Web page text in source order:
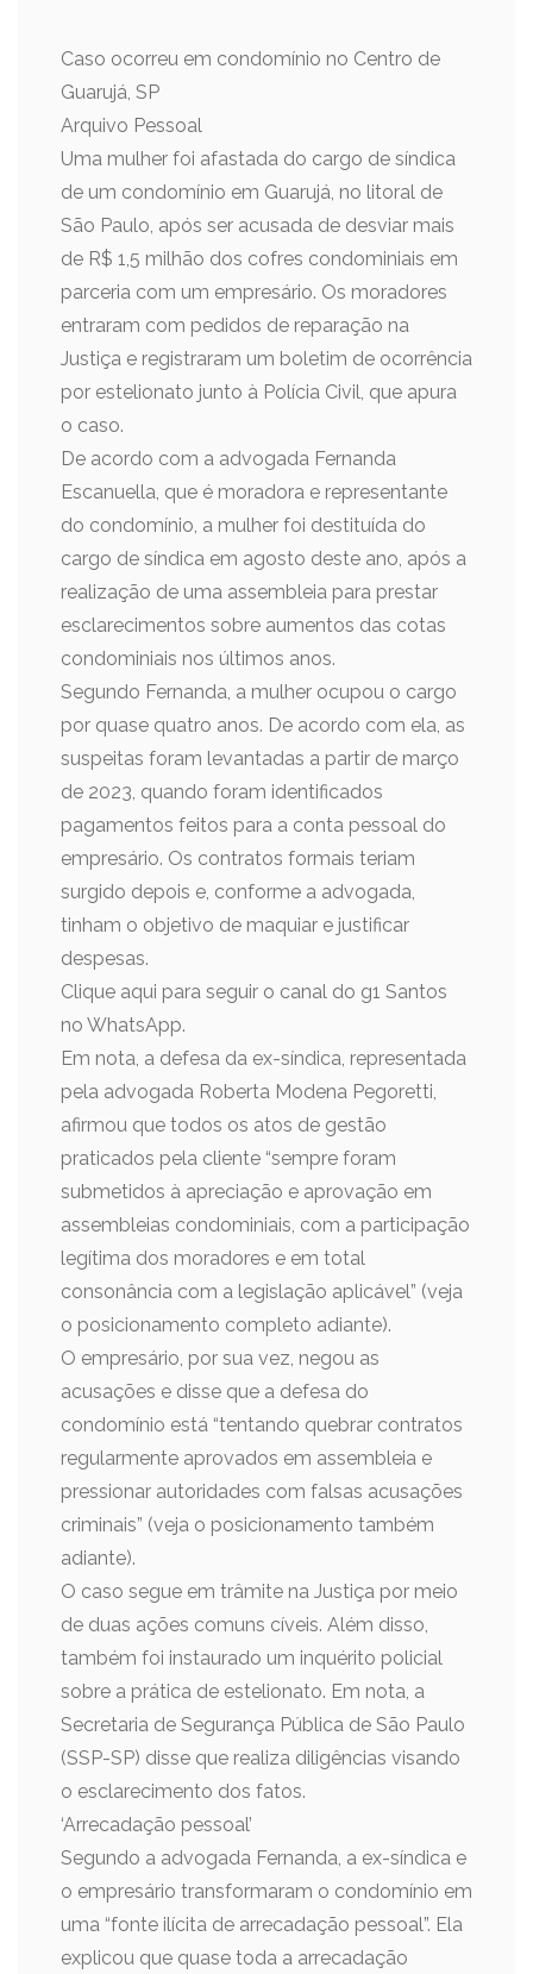
Caso ocorreu em condomínio no Centro de
Guarujá, SP
Arquivo Pessoal
Uma mulher foi afastada do cargo de síndica
de um condomínio em Guarujá, no litoral de
São Paulo, após ser acusada de desviar mais
de R$ 1,5 milhão dos cofres condominiais em
parceria com um empresário. Os moradores
entraram com pedidos de reparação na
Justiça e registraram um boletim de ocorrência
por estelionato junto à Polícia Civil, que apura
o caso.
De acordo com a advogada Fernanda
Escanuella, que é moradora e representante
do condomínio, a mulher foi destituída do
cargo de síndica em agosto deste ano, após a
realização de uma assembleia para prestar
esclarecimentos sobre aumentos das cotas
condominiais nos últimos anos.
Segundo Fernanda, a mulher ocupou o cargo
por quase quatro anos. De acordo com ela, as
suspeitas foram levantadas a partir de março
de 2023, quando foram identificados
pagamentos feitos para a conta pessoal do
empresário. Os contratos formais teriam
surgido depois e, conforme a advogada,
tinham o objetivo de maquiar e justificar
despesas.
Clique aqui para seguir o canal do g1 Santos
no WhatsApp.
Em nota, a defesa da ex-síndica, representada
pela advogada Roberta Modena Pegoretti,
afirmou que todos os atos de gestão
praticados pela cliente “sempre foram
submetidos à apreciação e aprovação em
assembleias condominiais, com a participação
legítima dos moradores e em total
consonância com a legislação aplicável” (veja
o posicionamento completo adiante).
O empresário, por sua vez, negou as
acusações e disse que a defesa do
condomínio está “tentando quebrar contratos
regularmente aprovados em assembleia e
pressionar autoridades com falsas acusações
criminais” (veja o posicionamento também
adiante).
O caso segue em trâmite na Justiça por meio
de duas ações comuns cíveis. Além disso,
também foi instaurado um inquérito policial
sobre a prática de estelionato. Em nota, a
Secretaria de Segurança Pública de São Paulo
(SSP-SP) disse que realiza diligências visando
o esclarecimento dos fatos.
‘Arrecadação pessoal’
Segundo a advogada Fernanda, a ex-síndica e
o empresário transformaram o condomínio em
uma “fonte ilícita de arrecadação pessoal”. Ela
explicou que quase toda a arrecadação